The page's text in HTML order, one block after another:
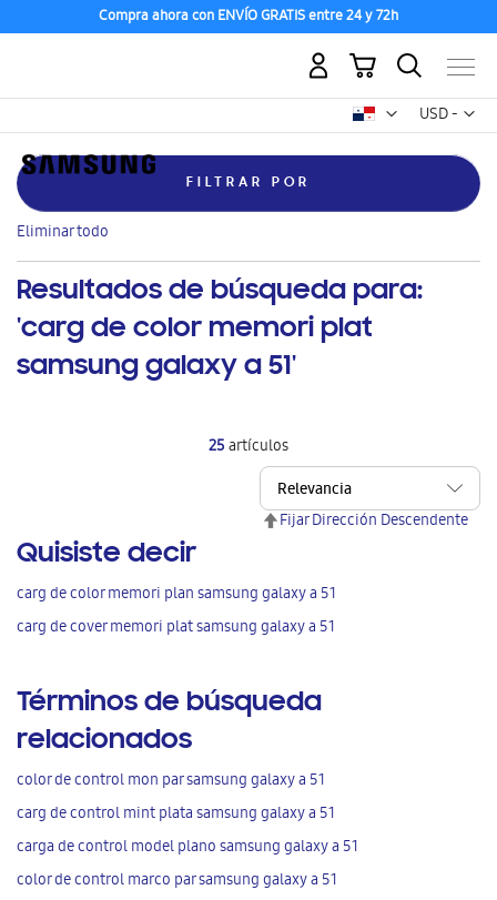
Compra ahora con ENVÍO GRATIS entre 24 y 72h
USD -
dólar
Mi carrito
Resultados de búsqueda para:
'carg de color memori plat
samsung galaxy a 51'
25artículos
Fijar Dirección Descendente
Quisiste decir
carg de color memori plan samsung galaxy a 51
carg de cover memori plat samsung galaxy a 51
Términos de búsqueda
relacionados
color de control mon par samsung galaxy a 51
carg de control mint plata samsung galaxy a 51
carga de control model plano samsung galaxy a 51
color de control marco par samsung galaxy a 51
FILTRAR POR
este
artículo
Eliminar todo